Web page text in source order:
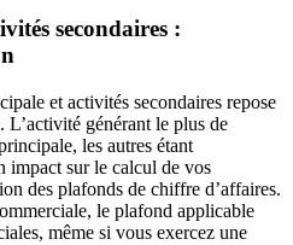
secondaires :
et activités secondaires repose
. L’activité générant le plus de
les autres étant
impact sur le calcul de vos
des plafonds de chiffre d’affaires.
le plafond applicable
même si vous exercez une